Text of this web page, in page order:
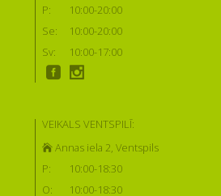
P:
10:00-20:00
Se:
10:00-20:00
Sv:
10:00-17:00
VEIKALS VENTSPILĪ:
Annas iela 2, Ventspils
P:
10:00-18:30
O:
10:00-18:30